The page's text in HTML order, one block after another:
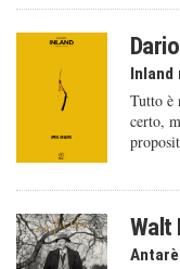
Inland
Tutto è
certo,
Walt